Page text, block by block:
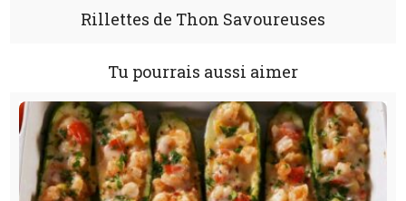
Rillettes de Thon Savoureuses
Tu pourrais aussi aimer